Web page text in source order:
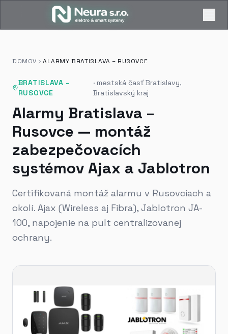
DOMOV ALARMY BRATISLAVA – RUSOVCE
BRATISLAVA –
RUSOVCE
· mestská časť Bratislavy,
Bratislavský kraj
Alarmy Bratislava –
Rusovce — montáž
zabezpečovacích
systémov Ajax a Jablotron
Certifikovaná montáž alarmu v Rusovciach a
okolí. Ajax (Wireless aj Fibra), Jablotron JA-
100, napojenie na pult centralizovanej
ochrany.